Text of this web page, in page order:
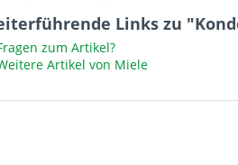
Links zu
zum Artikel?
Artikel von Miele